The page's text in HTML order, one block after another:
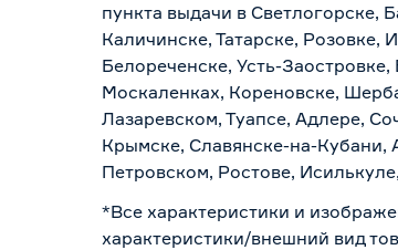
пункта выдачи в Светлогорске,
Каличинске, Татарске,
Белореченске, Усть-
Москаленках, Кореновске,
Лазаревском, Туапсе, Адлере,
Крымске, Славянске-на-Кубани,
Петровском, Ростове,
*Все характеристики и
характеристики/внешний вид